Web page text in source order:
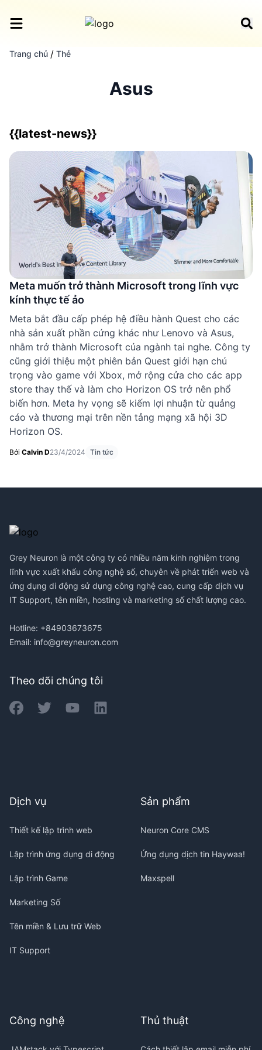
Trang chủ / Thẻ
Asus
{{latest-news}}
Meta muốn trở thành Microsoft trong lĩnh vực
kính thực tế ảo
Meta bắt đầu cấp phép hệ điều hành Quest cho các
nhà sản xuất phần cứng khác như Lenovo và Asus,
nhằm trở thành Microsoft của ngành tai nghe. Công ty
cũng giới thiệu một phiên bản Quest giới hạn chú
trọng vào game với Xbox, mở rộng cửa cho các app
store thay thế và làm cho Horizon OS trở nên phổ
biến hơn. Meta hy vọng sẽ kiếm lợi nhuận từ quảng
cáo và thương mại trên nền tảng mạng xã hội 3D
Horizon OS.
Bởi Calvin D23/4/2024 Tin tức
Grey Neuron là một công ty có nhiều năm kinh nghiệm trong
lĩnh vực xuất khẩu công nghệ số, chuyên về phát triển web và
ứng dụng di động sử dụng công nghệ cao, cung cấp dịch vụ
IT Support, tên miền, hosting và marketing số chất lượng cao.
Hotline: +84903673675
Email: info@greyneuron.com
Theo dõi chúng tôi
Dịch vụ
Thiết kế lập trình web
Lập trình ứng dụng di động
Lập trình Game
Marketing Số
Tên miền & Lưu trữ Web
IT Support
Sản phẩm
Neuron Core CMS
Ứng dụng dịch tin Haywaa!
Maxspell
Công nghệ Thủ thuật